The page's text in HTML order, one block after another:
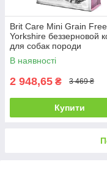
Brit Care Mini Grain Free
Yorkshire беззерновой
для собак породи
йоркширський тер'єр - 7
В наявності
2 948,65 ₴ 3 469 ₴
Купити